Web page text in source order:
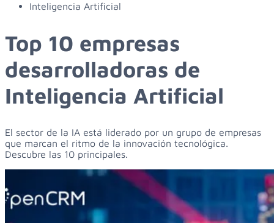
Inteligencia Artificial
Top 10 empresas
desarrolladoras de
Inteligencia Artificial
El sector de la IA está liderado por un grupo de empresas
que marcan el ritmo de la innovación tecnológica.
Descubre las 10 principales.